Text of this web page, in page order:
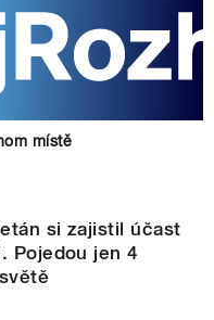
místě
si zajistil účast
Pojedou jen 4